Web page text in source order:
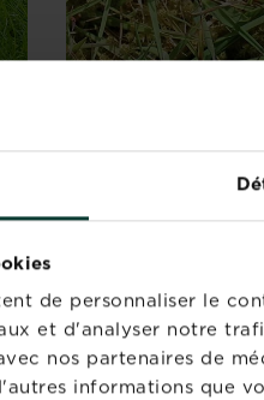
de personnaliser le
et d'analyser notre
nos partenaires de
informations que
Après l'application
dans le gazon pour